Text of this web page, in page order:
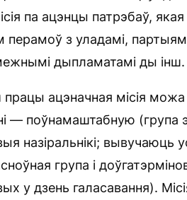
па ацэнцы патрэбаў,
з уладамі,
дыпламатамі ды інш.
працы ацэначная місія
— поўнамаштабную (група
назіральнікі;
група і
у дзень галасавання).